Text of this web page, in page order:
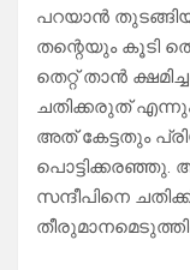
പറയാൻ
തന്റെയും കൂടി
തെറ്റ് താൻ
ചതിക്കരുത്
അത് കേട്ടതും
പൊട്ടിക്കരഞ്ഞു.
സന്ദീപിനെ